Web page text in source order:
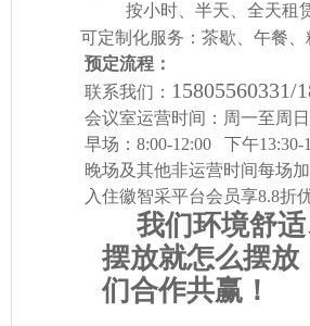
按小时、半天、全天租
可定制化服务：茶歇、午餐
联系我们：
        会议室运营时间：周一至周日
        早场：
8:00-12:00 下午13:30-
晚场及其他非运营时间每场
        入住徽智采平台会员享
8.8折
我们环境舒
摆放就怎么摆放
们合作共赢！